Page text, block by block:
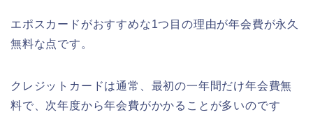
エポスカードがおすすめな1つ目の理由が年会費が永久
無料な点です。
クレジットカードは通常、最初の一年間だけ年会費無
料で、次年度から年会費がかかることが多いのです